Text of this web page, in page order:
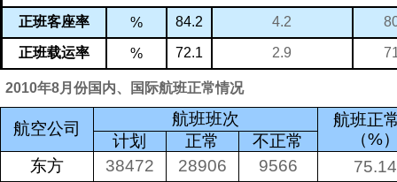
正班客座率 % 84.2 4.2
正班载运率 % 72.1 2.9
2010年8月份国内、国际航班正常情况
航空公司
航班班次
航班正
（%
计划 正常
不正常
东方
38472 28906 9566
75.14